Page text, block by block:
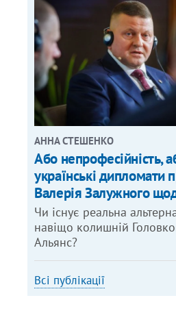
АННА СТЕШЕНКО
Або непрофесійність,
українські дипломати
Валерія Залужного
Чи існує реальна
навіщо колишній
Альянс?
Всі публікації